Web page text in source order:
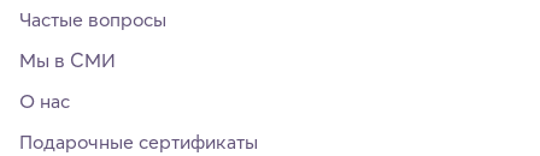
Частые вопросы
Мы в СМИ
О нас
Подарочные сертификаты